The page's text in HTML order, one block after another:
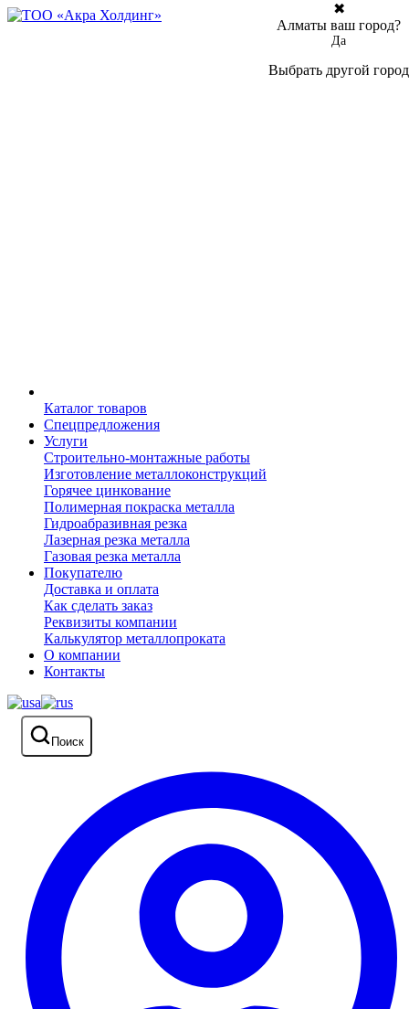
Каталог товаров
Спецпредложения
Услуги
Строительно-монтажные работы
Изготовление металлоконструкций
Горячее цинкование
Полимерная покраска металла
Гидроабразивная резка
Лазерная резка металла
Газовая резка металла
Покупателю
Доставка и оплата
Как сделать заказ
Реквизиты компании
Калькулятор металлопроката
О компании
Контакты
Поиск
✖
Алматы ваш город?
Да
Выбрать другой город